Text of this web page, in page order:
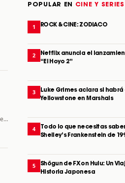
POPULAR EN CINE Y SERIES
1 ROCK & CINE: ZODIACO
2
Netflix anuncia el
“El Hoyo 2”
3
Luke Grimes aclara si
Yellowstone en Marshals
4
Todo lo que necesitas
Shelley’s Frankenstein de
5
Shōgun de FX on Hulu: Un
Historia Japonesa